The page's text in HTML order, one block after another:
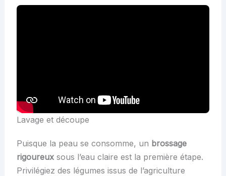
Lavage et découpe
Puisque la peau se consomme, un brossage
rigoureuxsous l’eau claire est la première étape.
Privilégiez des légumes issus de l’agriculture